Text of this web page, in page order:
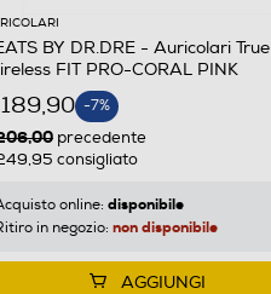
DR.DRE
BY DR.DRE - Auricolari True
FIT PRO-CORAL PINK
-7%
precedente
consigliato
online: disponibile
in negozio: non disponibile
AGGIUNGI